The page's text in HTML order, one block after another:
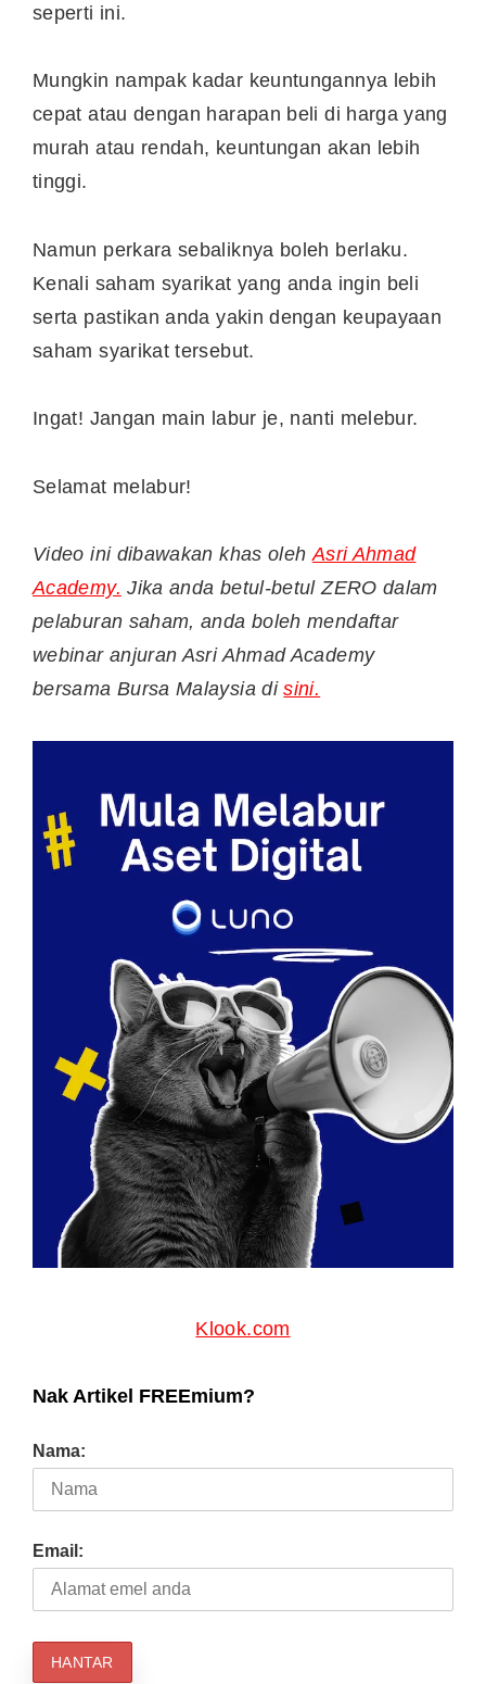
seperti ini.
Mungkin nampak kadar keuntungannya lebih
cepat atau dengan harapan beli di harga yang
murah atau rendah, keuntungan akan lebih
tinggi.
Namun perkara sebaliknya boleh berlaku.
Kenali saham syarikat yang anda ingin beli
serta pastikan anda yakin dengan keupayaan
saham syarikat tersebut.
Ingat! Jangan main labur je, nanti melebur.
Selamat melabur!
Video ini dibawakan khas olehAsri Ahmad
Academy. Jika anda betul-betul ZERO dalam
pelaburan saham, anda boleh mendaftar
webinar anjuran Asri Ahmad Academy
bersama Bursa Malaysia disini.
Klook.com
Nak Artikel FREEmium?
Nama:
Email: